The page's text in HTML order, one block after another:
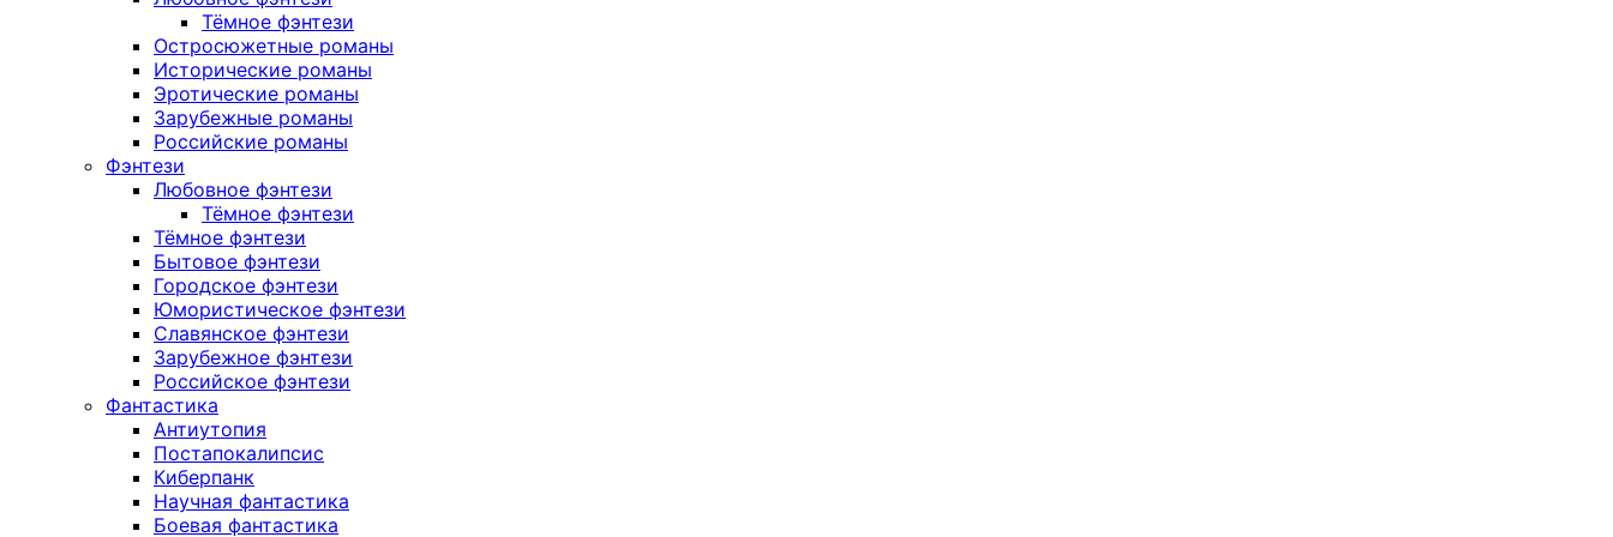
Тёмное фэнтези
Остросюжетные романы
Исторические романы
Эротические романы
Зарубежные романы
Российские романы
Фэнтези
Любовное фэнтези
Тёмное фэнтези
Тёмное фэнтези
Бытовое фэнтези
Городское фэнтези
Юмористическое фэнтези
Славянское фэнтези
Зарубежное фэнтези
Российское фэнтези
Фантастика
Антиутопия
Постапокалипсис
Киберпанк
Научная фантастика
Боевая фантастика